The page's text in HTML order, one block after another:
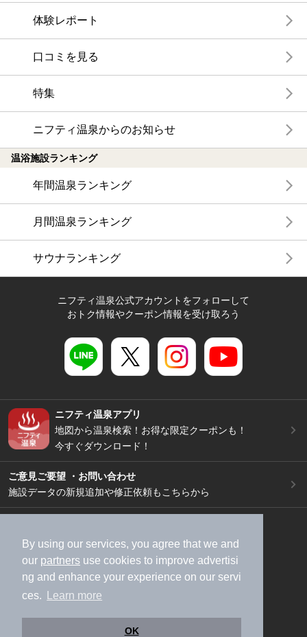
By using our services, you agree that we and
our partners use cookies to improve advertisi
ng and enhance your experience on our servi
ces.
Learn more
OK
体験レポート
口コミを見る
特集
ニフティ温泉からのお知らせ
温浴施設ランキング
年間温泉ランキング
月間温泉ランキング
サウナランキング
ニフティ温泉公式アカウントをフォローして
おトク情報やクーポン情報を受け取ろう
ニフティ温泉アプリ
地図から温泉検索！お得な限定クーポンも！
今すぐダウンロード！
ご意見ご要望 ・お問い合わせ
施設データの新規追加や修正依頼もこちらから
加盟店募集（資料請求）
広告出稿のご案内
利用規約
ライフスタイルMEMBERS+規約
特定商取引法に基づく表記
ヘルプ
採用情報
運営会社